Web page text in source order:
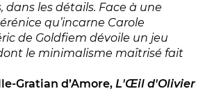
dans les détails. Face à une
qu’incarne Carole
de Goldfiem dévoile un jeu
le minimalisme maîtrisé fait
Gratian d’Amore, L'Œil d'Olivier